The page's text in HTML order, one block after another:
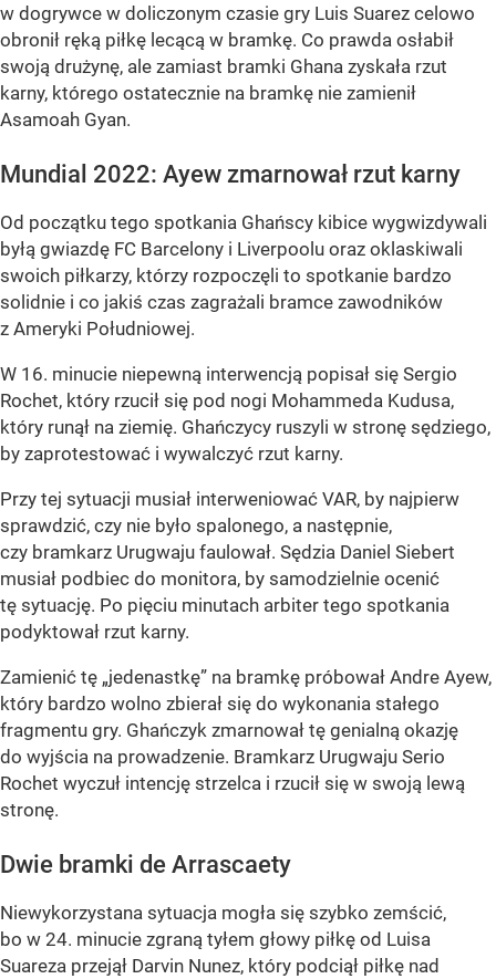
w dogrywce w doliczonym czasie gry Luis Suarez celowo
obronił ręką piłkę lecącą w bramkę. Co prawda osłabił
swoją drużynę, ale zamiast bramki Ghana zyskała rzut
karny, którego ostatecznie na bramkę nie zamienił
Asamoah Gyan.
Mundial 2022: Ayew zmarnował rzut karny
Od początku tego spotkania Ghańscy kibice wygwizdywali
byłą gwiazdę FC Barcelony i Liverpoolu oraz oklaskiwali
swoich piłkarzy, którzy rozpoczęli to spotkanie bardzo
solidnie i co jakiś czas zagrażali bramce zawodników
z Ameryki Południowej.
W 16. minucie niepewną interwencją popisał się Sergio
Rochet, który rzucił się pod nogi Mohammeda Kudusa,
który runął na ziemię. Ghańczycy ruszyli w stronę sędziego,
by zaprotestować i wywalczyć rzut karny.
Przy tej sytuacji musiał interweniować VAR, by najpierw
sprawdzić, czy nie było spalonego, a następnie,
czy bramkarz Urugwaju faulował. Sędzia Daniel Siebert
musiał podbiec do monitora, by samodzielnie ocenić
tę sytuację. Po pięciu minutach arbiter tego spotkania
podyktował rzut karny.
Zamienić tę „jedenastkę” na bramkę próbował Andre Ayew,
który bardzo wolno zbierał się do wykonania stałego
fragmentu gry. Ghańczyk zmarnował tę genialną okazję
do wyjścia na prowadzenie. Bramkarz Urugwaju Serio
Rochet wyczuł intencję strzelca i rzucił się w swoją lewą
stronę.
Dwie bramki de Arrascaety
Niewykorzystana sytuacja mogła się szybko zemścić,
bo w 24. minucie zgraną tyłem głowy piłkę od Luisa
Suareza przejął Darvin Nunez, który podciął piłkę nad